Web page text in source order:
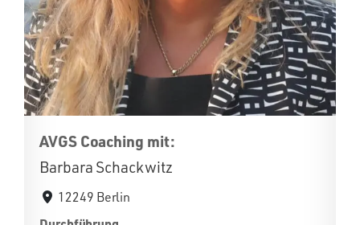
AVGS Coaching mit:
Barbara Schackwitz
12249 Berlin